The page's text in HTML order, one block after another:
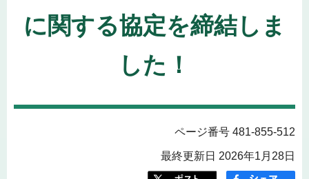
に関する協定を締結しま
した！
ページ番号 481-855-512
最終更新日 2026年1月28日